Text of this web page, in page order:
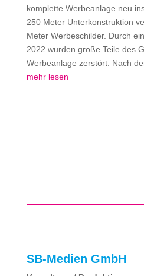
komplette Werbeanlage neu
250 Meter Unterkonstruktion
Meter Werbeschilder. Durch
2022 wurden große Teile des
Werbeanlage zerstört. Nach
mehr lesen
SB-Medien GmbH